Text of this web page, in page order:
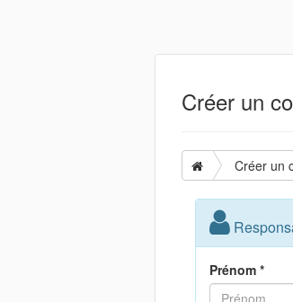
Créer un
Créer un
Prénom *